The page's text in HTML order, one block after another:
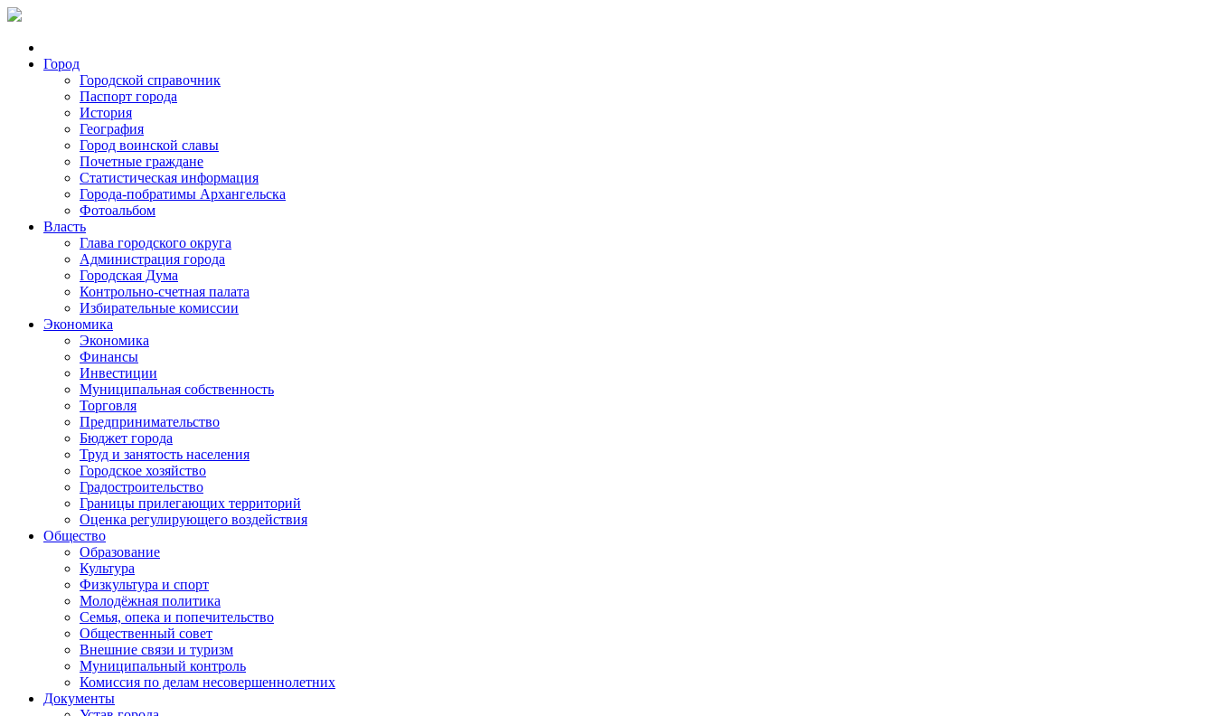
Город
Городской справочник
Паспорт города
История
География
Город воинской славы
Почетные граждане
Статистическая информация
Города-побратимы Архангельска
Фотоальбом
Власть
Глава городского округа
Администрация города
Городская Дума
Контрольно-счетная палата
Избирательные комиссии
Экономика
Экономика
Финансы
Инвестиции
Муниципальная собственность
Торговля
Предпринимательство
Бюджет города
Труд и занятость населения
Городское хозяйство
Градостроительство
Границы прилегающих территорий
Оценка регулирующего воздействия
Общество
Образование
Культура
Физкультура и спорт
Молодёжная политика
Семья, опека и попечительство
Общественный совет
Внешние связи и туризм
Муниципальный контроль
Комиссия по делам несовершеннолетних
Документы